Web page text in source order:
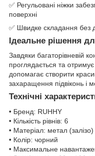
✅ Регульовані ніжки
поверхні
✅ Швидке складання без
Ідеальне рішення
Завдяки багаторівневій
проглядається та отримує
допомагає створити
захаращення підвіконь і
Технічні
• Бренд: RUHHY
• Кількість рівнів: 6
• Матеріал: метал (залізо)
• Колір: чорний
• Максимальне